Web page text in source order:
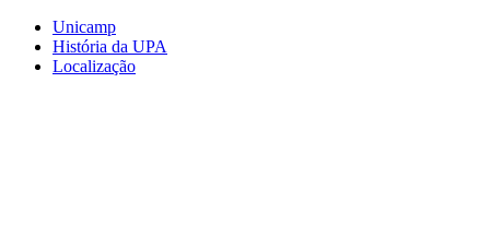
Conteúdo principal
Unicamp
História da UPA
Localização